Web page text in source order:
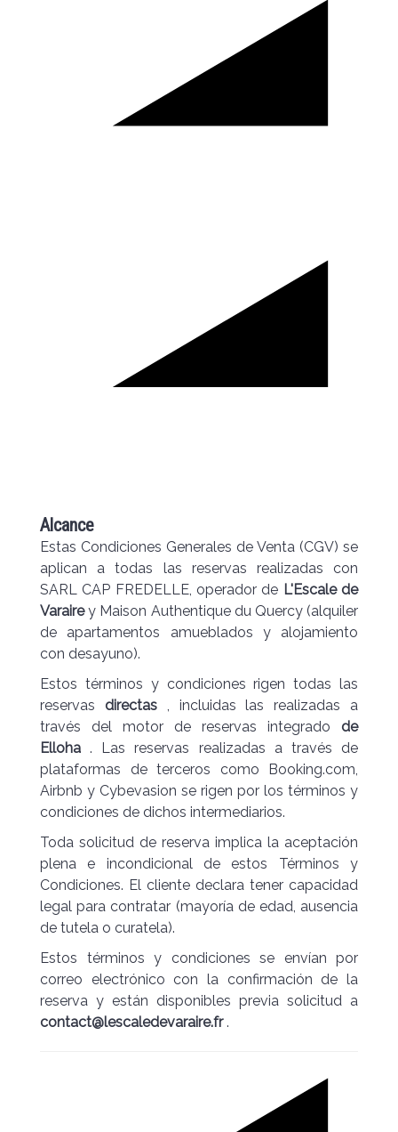
Alcance
Estas Condiciones Generales de Venta (CGV) se
aplican a todas las reservas realizadas con
SARL CAP FREDELLE, operador de L'Escale de
Varairey Maison Authentique du Quercy (alquiler
de apartamentos amueblados y alojamiento
con desayuno).
Estos términos y condiciones rigen todas las
reservas directas, incluidas las realizadas a
través del motor de reservas integrado de
Elloha . Las reservas realizadas a través de
plataformas de terceros como Booking.com,
Airbnb y Cybevasion se rigen por los términos y
condiciones de dichos intermediarios.
Toda solicitud de reserva implica la aceptación
plena e incondicional de estos Términos y
Condiciones. El cliente declara tener capacidad
legal para contratar (mayoría de edad, ausencia
de tutela o curatela).
Estos términos y condiciones se envían por
correo electrónico con la confirmación de la
reserva y están disponibles previa solicitud a
contact@lescaledevaraire.fr.